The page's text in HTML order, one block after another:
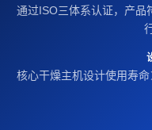
通过ISO三体系认证，产品
核心干燥主机设计使用寿